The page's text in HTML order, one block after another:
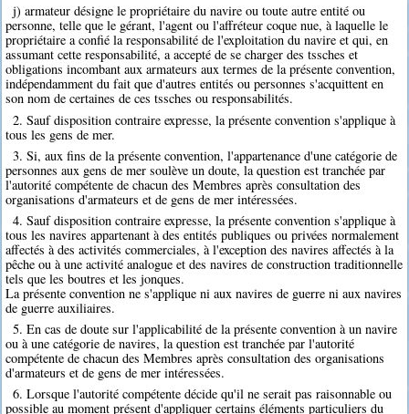
j) armateur désigne le propriétaire du navire ou toute autre entité ou
personne, telle que le gérant, l'agent ou l'affréteur coque nue, à laquelle le
propriétaire a confié la responsabilité de l'exploitation du navire et qui, en
assumant cette responsabilité, a accepté de se charger des tssches et
obligations incombant aux armateurs aux termes de la présente convention,
indépendamment du fait que d'autres entités ou personnes s'acquittent en
son nom de certaines de ces tssches ou responsabilités.
2. Sauf disposition contraire expresse, la présente convention s'applique à
tous les gens de mer.
3. Si, aux fins de la présente convention, l'appartenance d'une catégorie de
personnes aux gens de mer soulève un doute, la question est tranchée par
l'autorité compétente de chacun des Membres après consultation des
organisations d'armateurs et de gens de mer intéressées.
4. Sauf disposition contraire expresse, la présente convention s'applique à
tous les navires appartenant à des entités publiques ou privées normalement
affectés à des activités commerciales, à l'exception des navires affectés à la
pêche ou à une activité analogue et des navires de construction traditionnelle
tels que les boutres et les jonques.
La présente convention ne s'applique ni aux navires de guerre ni aux navires
de guerre auxiliaires.
5. En cas de doute sur l'applicabilité de la présente convention à un navire
ou à une catégorie de navires, la question est tranchée par l'autorité
compétente de chacun des Membres après consultation des organisations
d'armateurs et de gens de mer intéressées.
6. Lorsque l'autorité compétente décide qu'il ne serait pas raisonnable ou
possible au moment présent d'appliquer certains éléments particuliers du